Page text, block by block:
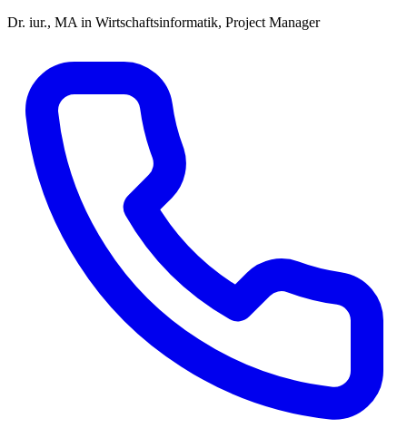
Dr. iur., MA in Wirtschaftsinformatik, Project Manager